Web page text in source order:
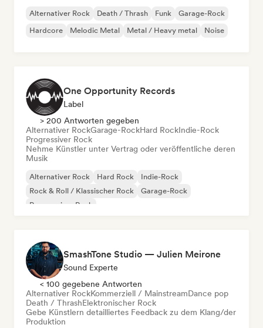
Alternativer Rock Death / Thrash Funk
Garage-Rock
Hardcore
Melodic Metal Metal / Heavy metal Noise
One Opportunity Records
Label
> 200 Antworten gegeben
Alternativer RockGarage-RockHard RockIndie-Rock
Progressiver Rock
Nehme Künstler unter Vertrag oder veröffentliche deren
Musik
Alternativer Rock Hard Rock
Indie-Rock
Rock & Roll / Klassischer Rock
Garage-Rock
Progressiver Rock
SmashTone Studio — Julien Meirone
Sound Experte
< 100 gegebene Antworten
Alternativer RockKommerziell / MainstreamDance pop
Death / ThrashElektronischer Rock
Gebe Künstlern detailliertes Feedback zu dem Klang/der
Produktion